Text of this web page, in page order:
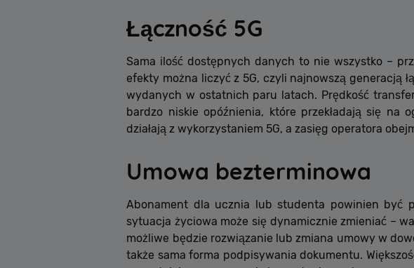
Łączność 5G
Sama ilość dostępnych danych to nie wszystko –
efekty można liczyć z 5G, czyli najnowszą generacją
wydanych w ostatnich paru latach. Prędkość
bardzo niskie opóźnienia, które przekładają się na
działają z wykorzystaniem 5G, a zasięg operatora
Umowa bezterminowa
Abonament dla ucznia lub studenta powinien być
sytuacja życiowa może się dynamicznie zmieniać –
możliwe będzie rozwiązanie lub zmiana umowy w
także sama forma podpisywania dokumentu.